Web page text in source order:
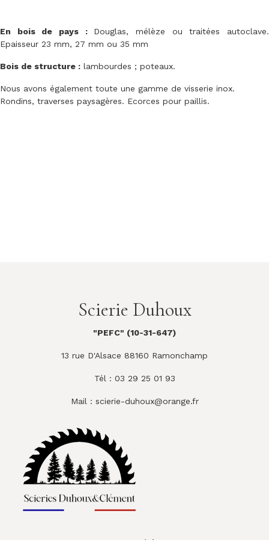
En bois de pays : Douglas, mélèze ou traitées autoclave.
Epaisseur 23 mm, 27 mm ou 35 mm
Bois de structure : lambourdes ; poteaux.
Nous avons également toute une gamme de visserie inox.
Rondins, traverses paysagères. Ecorces pour paillis.
Scierie Duhoux
"PEFC" (10-31-647)
13 rue D'Alsace 88160 Ramonchamp
Tél : 03 29 25 01 93
Mail : scierie-duhoux@orange.fr